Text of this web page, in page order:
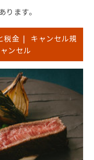
ます。
税金 |
キャンセル規
ンセル